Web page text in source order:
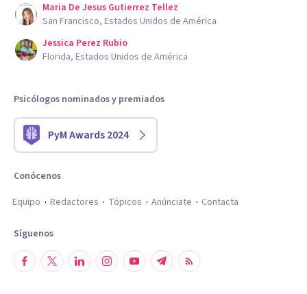
Maria De Jesus Gutierrez Tellez
San Francisco, Estados Unidos de América
Jessica Perez Rubio
Florida, Estados Unidos de América
Psicólogos nominados y premiados
PyM Awards 2024
Conócenos
Equipo
Redactores Tópicos Anúnciate Contacta
Síguenos